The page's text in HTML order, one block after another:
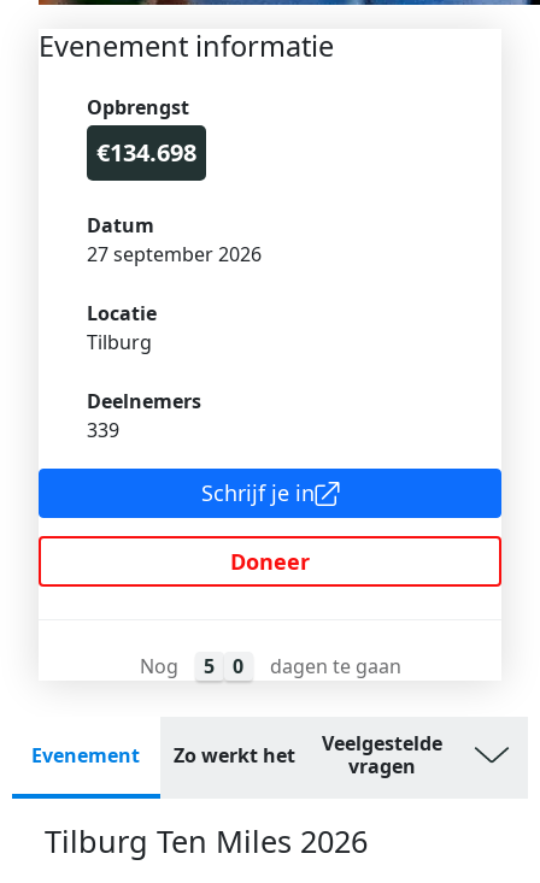
Evenement informatie
Opbrengst
€134.698
Datum
27 september 2026
Locatie
Tilburg
Deelnemers
339
Schrijf je in
Doneer
Nog 5 0 dagen te gaan
Evenement Zo werkt het
Veelgestelde
vragen
Tilburg Ten Miles 2026